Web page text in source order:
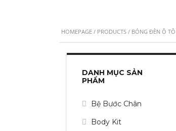
HOMEPAGE / PRODUCTS / BÓNG ĐÈN Ô TÔ
DANH MỤC SẢN
PHẨM
Bệ Bước Chân
Body Kit